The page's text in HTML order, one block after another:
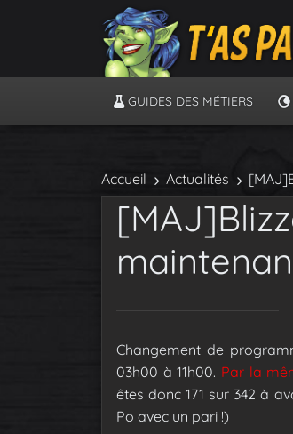
GUIDES DES MÉTIERS
Accueil Actualités
Changement de
03h00 à 11h00. Par la
êtes donc 171 sur 342 à
Po avec un pari !)